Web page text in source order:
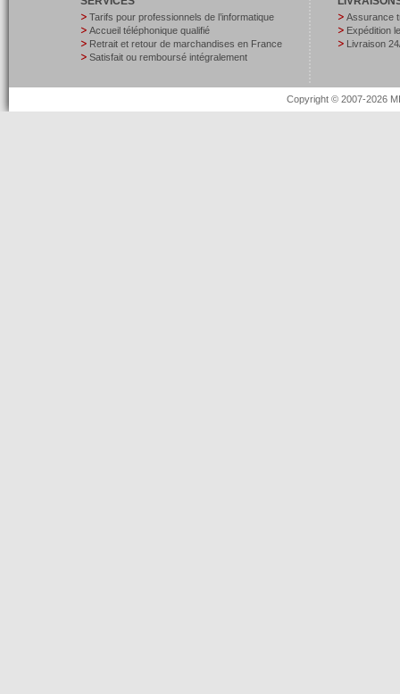
Tarifs pour professionnels de l’informatique
Accueil téléphonique qualifié
Retrait et retour de marchandises en France
Satisfait ou remboursé intégralement
Assurance
Expédition
Livraison
Copyright © 2007-2026